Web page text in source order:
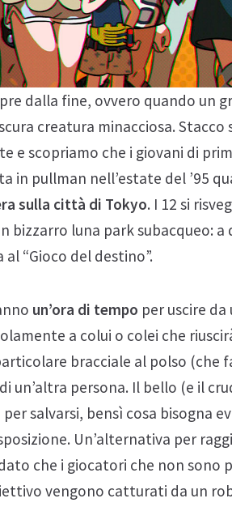
dalla fine, ovvero quando un
creatura minacciosa.
e scopriamo che i giovani di
in pullman nell’estate del ’95
sulla città di Tokyo. I 12 si
bizzarro luna park subacqueo:
al “Gioco del destino”.
un’ora di tempo per uscire
a colui o colei che
bracciale al polso (che
un’altra persona. Il bello (e il
salvarsi, bensì cosa bisogna
Un’alternativa per
che i giocatori che non sono
vengono catturati da un